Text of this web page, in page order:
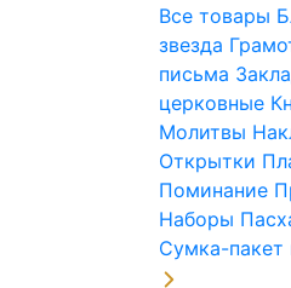
Все товары
звезда
письма
церковные
Молитвы
Открытки
Поминание
Наборы
Сумка-пакет